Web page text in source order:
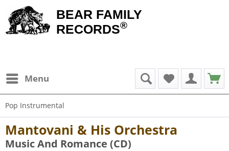
BEAR FAMILY
RECORDS®
Menu
Pop Instrumental
Mantovani & His Orchestra
Music And Romance (CD)